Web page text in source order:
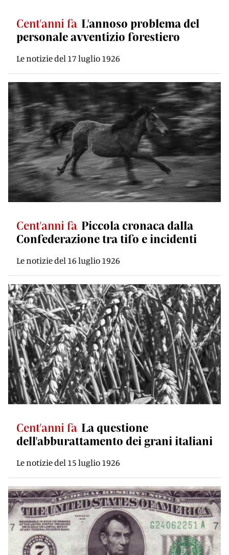
Cent'anni fa L'annoso problema del
personale avventizio forestiero
Le notizie del 17 luglio 1926
Cent'anni fa Piccola cronaca dalla
Confederazione tra tifo e incidenti
Le notizie del 16 luglio 1926
Cent'anni fa La questione
dell'abburattamento dei grani italiani
Le notizie del 15 luglio 1926